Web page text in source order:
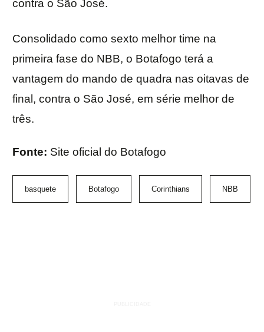
contra o São José.
Consolidado como sexto melhor time na
primeira fase do NBB, o Botafogo terá a
vantagem do mando de quadra nas oitavas de
final, contra o São José, em série melhor de
três.
Fonte: Site oficial do Botafogo
basquete Botafogo Corinthians NBB